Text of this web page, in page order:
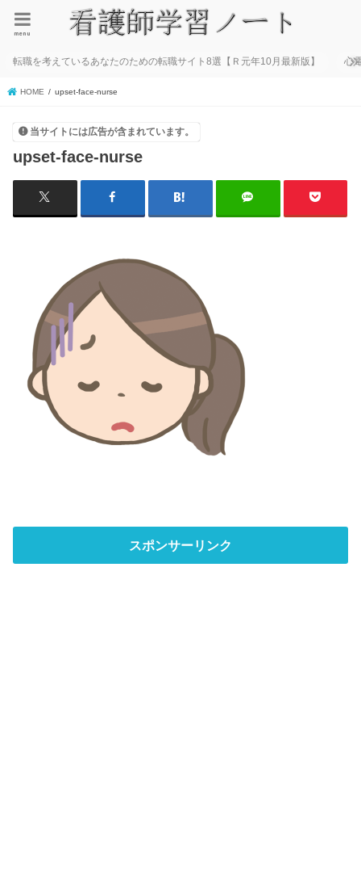
menu
転職を考えているあなたのための転職サイト8選【Ｒ元年10月最新版】 心
HOME upset-face-nurse
当サイトには広告が含まれています。
upset-face-nurse
スポンサーリンク